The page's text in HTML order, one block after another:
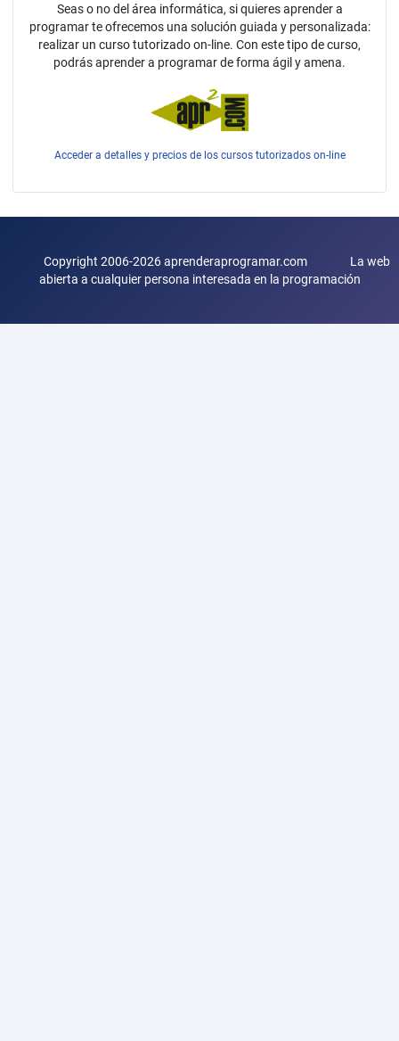
Seas o no del área informática, si quieres aprender a
programar te ofrecemos una solución guiada y personalizada:
realizar un curso tutorizado on-line. Con este tipo de curso,
podrás aprender a programar de forma ágil y amena.
Acceder a detalles y precios de los cursos tutorizados on-line
Copyright 2006-2026 aprenderaprogramar.com La web
abierta a cualquier persona interesada en la programación